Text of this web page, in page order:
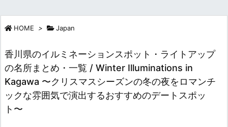
HOME > Japan
香川県のイルミネーションスポット・ライトアップ
の名所まとめ・一覧 / Winter Illuminations in
Kagawa 〜クリスマスシーズンの冬の夜をロマンチ
ックな雰囲気で演出するおすすめのデートスポッ
ト〜